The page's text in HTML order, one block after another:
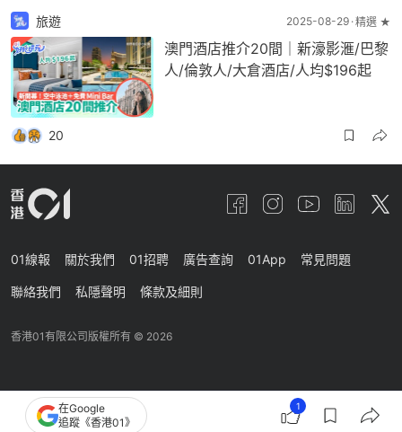
旅遊 2025-08-29 精選 ★
澳門酒店推介20間｜新濠影滙/巴黎
人/倫敦人/大倉酒店/人均$196起
20
在Google
追蹤《香港01》
1
01線報 關於我們 01招聘 廣告查詢 01App 常見問題
聯絡我們 私隱聲明 條款及細則
香港01有限公司版權所有 © 2026